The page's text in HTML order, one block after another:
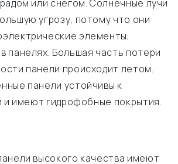
или снегом. Солнечные лучи
угрозу, потому что они
элементы,
панелях. Большая часть потери
панели происходит летом.
панели устойчивы к
и имеют гидрофобные покрытия.
высокого качества имеют